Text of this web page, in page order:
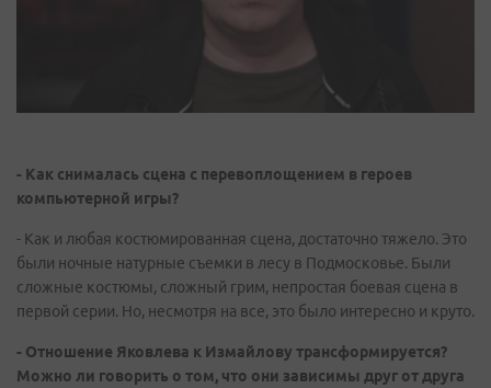
- Как снималась сцена с перевоплощением в героев
компьютерной игры?
- Как и любая костюмированная сцена, достаточно тяжело. Это
были ночные натурные съемки в лесу в Подмосковье. Были
сложные костюмы, сложный грим, непростая боевая сцена в
первой серии. Но, несмотря на все, это было интересно и круто.
- Отношение Яковлева к Измайлову трансформируется?
Можно ли говорить о том, что они зависимы друг от друга